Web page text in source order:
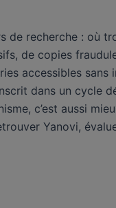
de recherche : où
de copies
accessibles sans
dans un cycle
c’est aussi
Yanovi,